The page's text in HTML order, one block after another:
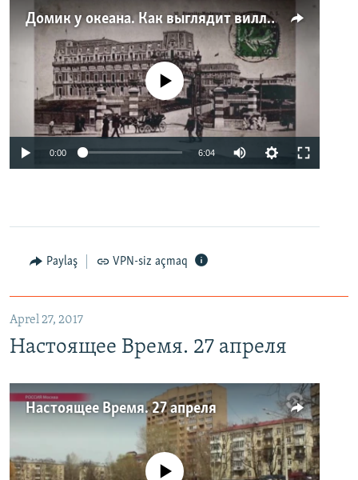
Домик у океана. Как выглядит вилла для Людмилы Путиной – репортаж с юга Франции
No media source currently available
0:00 6:04
Paylaş VPN-siz açmaq
Aprel 27, 2017
Настоящее Время. 27 апреля
Настоящее Время. 27 апреля
No media source currently available